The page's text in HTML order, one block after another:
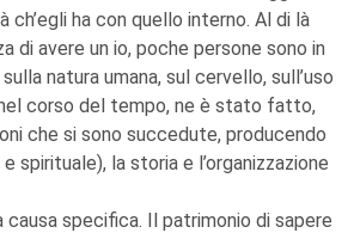
ch’egli ha con quello interno. Al di là
di avere un io, poche persone sono in
natura umana, sul cervello, sull’uso
corso del tempo, ne è stato fatto,
che si sono succedute, producendo
spirituale), la storia e l’organizzazione
causa specifica. Il patrimonio di sapere